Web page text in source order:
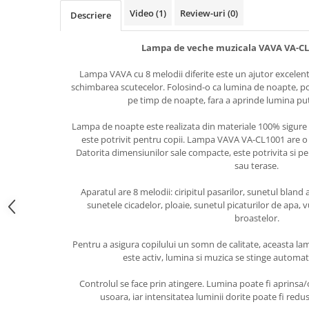
Descriere Video(1) Review-uri (0)
Lampa de veche muzicala VAVA VA-
Lampa VAVA cu 8 melodii diferite este un ajutor
schimbarea scutecelor. Folosind-o ca lumina de noapte,
pe timp de noapte, fara a aprinde lumina
Lampa de noapte este realizata din materiale 100%
este potrivit pentru copii. Lampa VAVA VA-CL1001 are
Datorita dimensiunilor sale compacte, este potrivita si
sau terase.
Aparatul are 8 melodii: ciripitul pasarilor, sunetul
sunetele cicadelor, ploaie, sunetul picaturilor de apa,
broastelor.
Pentru a asigura copilului un somn de calitate, aceasta
este activ, lumina si muzica se stinge
Controlul se face prin atingere. Lumina poate fi
usoara, iar intensitatea luminii dorite poate fi